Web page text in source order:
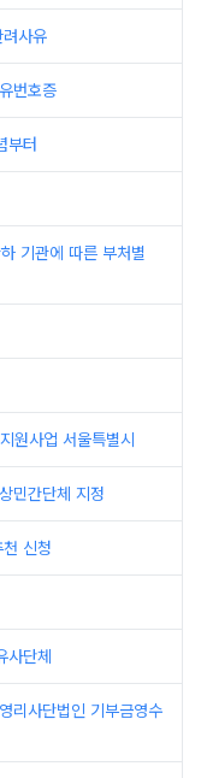
사유
번호증
부터
기관에 따른 부처별
원사업 서울특별시
민간단체 지정
신청
사단체
리사단법인 기부금영수